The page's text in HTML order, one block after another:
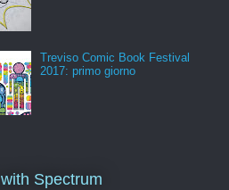
Treviso Comic Book Festival
2017: primo giorno
Spectrum